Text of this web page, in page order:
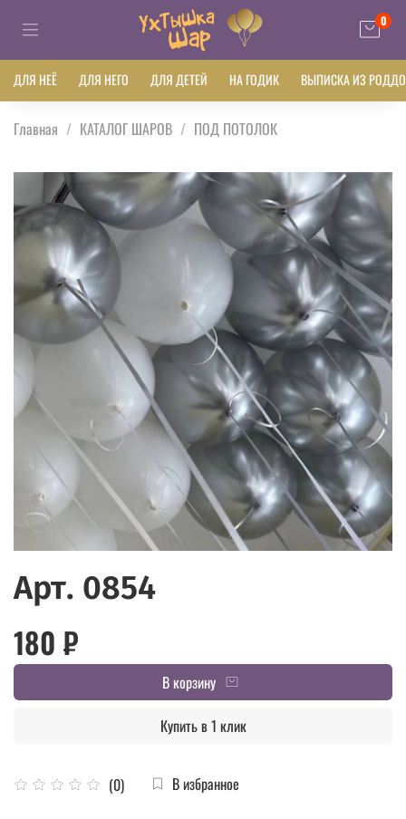
0
ДЛЯ НЕЁ ДЛЯ НЕГО ДЛЯ ДЕТЕЙ НА ГОДИК ВЫПИСКА ИЗ
Главная КАТАЛОГ ШАРОВ ПОД ПОТОЛОК
Арт. 0854
(0) В избранное
180 ₽
В корзину
Купить в 1 клик